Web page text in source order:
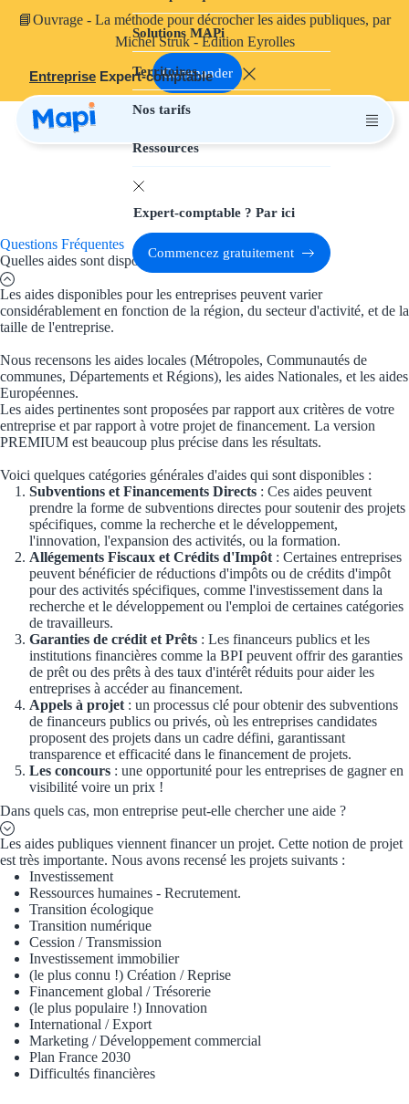
📘Ouvrage - La méthode pour décrocher les aides publiques, par
Michel Struk - Édition Eyrolles
Commander
Entreprise Expert-comptable
Solutions MAPi
Territoires
Nos tarifs
Ressources
Projets finançables
Aides à
Thématiques
Financement
Transition
Transition
Économies
Étapes de vie
Création
Cession
Aides
Type de financements
Aides sans
Réduction des
Expert-comptable ? Par ici
Commencez gratuitement
Questions Fréquentes
Quelles aides sont disponibles pour les entreprises ?
Les aides disponibles pour les entreprises peuvent varier
considérablement en fonction de la région, du secteur d'activité, et de la
taille de l'entreprise.
Nous recensons les aides locales (Métropoles, Communautés de
communes, Départements et Régions), les aides Nationales, et les aides
Européennes.
Les aides pertinentes sont proposées par rapport aux critères de votre
entreprise et par rapport à votre projet de financement. La version
PREMIUM est beaucoup plus précise dans les résultats.
Voici quelques catégories générales d'aides qui sont disponibles :
Subventions et Financements Directs : Ces aides peuvent
prendre la forme de subventions directes pour soutenir des projets
spécifiques, comme la recherche et le développement,
l'innovation, l'expansion des activités, ou la formation.
Allégements Fiscaux et Crédits d'Impôt : Certaines entreprises
peuvent bénéficier de réductions d'impôts ou de crédits d'impôt
pour des activités spécifiques, comme l'investissement dans la
recherche et le développement ou l'emploi de certaines catégories
de travailleurs.
Garanties de crédit et Prêts : Les financeurs publics et les
institutions financières comme la BPI peuvent offrir des garanties
de prêt ou des prêts à des taux d'intérêt réduits pour aider les
entreprises à accéder au financement.
Appels à projet : un processus clé pour obtenir des subventions
de financeurs publics ou privés, où les entreprises candidates
proposent des projets dans un cadre défini, garantissant
transparence et efficacité dans le financement de projets.
Les concours : une opportunité pour les entreprises de gagner en
visibilité voire un prix !
Dans quels cas, mon entreprise peut-elle chercher une aide ?
Les aides publiques viennent financer un projet. Cette notion de projet
est très importante. Nous avons recensé les projets suivants :
Investissement
Ressources humaines - Recrutement.
Transition écologique
Transition numérique
Cession / Transmission
Investissement immobilier
(le plus connu !) Création / Reprise
Financement global / Trésorerie
(le plus populaire !) Innovation
International / Export
Marketing / Développement commercial
Plan France 2030
Difficultés financières